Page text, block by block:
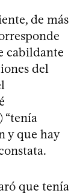
de más
cabildante
del
“tenía
y que hay
que tenía